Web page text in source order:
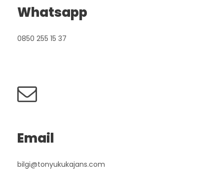
Whatsapp
0850 255 15 37
Email
bilgi@tonyukukajans.com